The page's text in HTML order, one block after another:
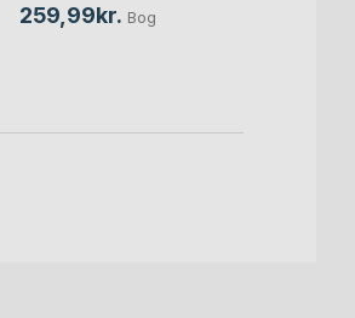
259,99kr. Bog